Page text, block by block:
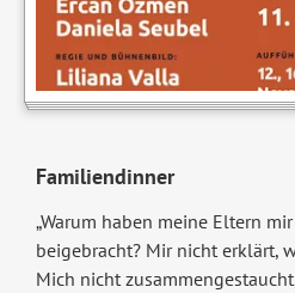
Familiendinner
„Warum haben meine Eltern
beigebracht? Mir nicht erklärt,
Mich nicht